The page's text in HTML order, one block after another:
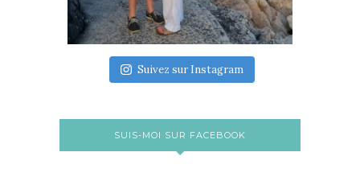
Suivez sur Instagram
SUIS-MOI SUR FACEBOOK